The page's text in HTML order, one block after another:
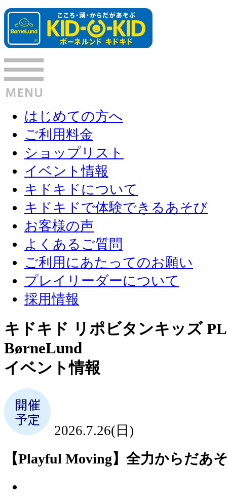
はじめての方へ
ご利用料金
ショップリスト
イベント情報
キドキドについて
キドキドで体験できるあそび
お客様の声
よくあるご質問
ご利用にあたってのお願い
プレイリーダーについて
採用情報
キドキド リポビタンキッズ
BørneLund
イベント情報
2026.7.26(日)
【Playful Moving】全力からだあ